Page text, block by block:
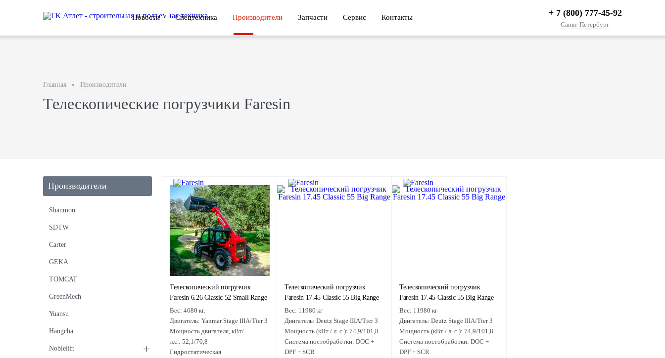
+ 7 (800) 777-45-92
Санкт-Петербург
Новости Спецтехника Производители Запчасти Сервис Контакты
Главная Производители
Телескопические погрузчики Faresin
Производители
Shanmon
SDTW
Carter
GEKA
TOMCAT
GreenMech
Yuansu
Hangcha
Noblelift +
Телескопический погрузчик
Faresin 6.26 Classic 52 Small Range
Вес: 4680 кг.
Двигатель: Yanmar Stage IIIA/Tier 3
Мощность двигателя, кВт/
л.с.: 52,1/70,8
Гидростатическая
Телескопический погрузчик
Faresin 17.45 Classic 55 Big Range
Вес: 11980 кг
Двигатель: Deutz Stage IIIA/Tier 3
Мощность (кВт / л. с.): 74,9/101,8
Система постобработки: DOC +
DPF + SCR
Телескопический погрузчик
Faresin 17.45 Classic 55 Big Range
Вес: 11980 кг
Двигатель: Deutz Stage IIIA/Tier 3
Мощность (кВт / л. с.): 74,9/101,8
Система постобработки: DOC +
DPF + SCR